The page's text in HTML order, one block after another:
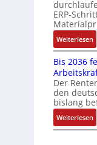
t
i
o
n
x
p
a
n
i
g
s
e
i
n
g
a
n
g
i
m
ERP-
Weiterlesen:
K
I
b
r
a
u
c
h
Bis 2036
Der
den
bislang
Weiterlesen:
B